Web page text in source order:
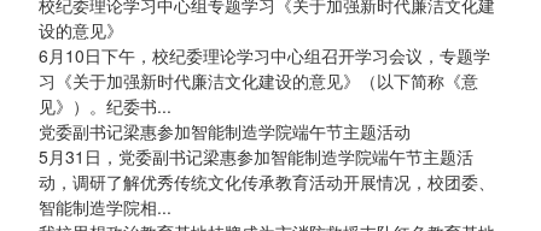
校纪委理论学习中心组专题学习《关于加强新时代廉洁文化建
设的意见》
6月10日下午，校纪委理论学习中心组召开学习会议，专题学
习《关于加强新时代廉洁文化建设的意见》（以下简称《意
见》）。纪委书...
党委副书记梁惠参加智能制造学院端午节主题活动
5月31日，党委副书记梁惠参加智能制造学院端午节主题活
动，调研了解优秀传统文化传承教育活动开展情况，校团委、
智能制造学院相...